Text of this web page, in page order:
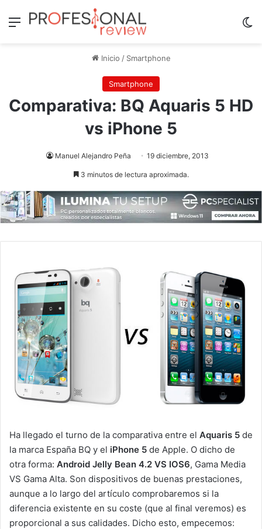
Menú
Inicio / Smartphone
Smartphone
Comparativa: BQ Aquaris 5 HD
vs iPhone 5
Manuel Alejandro Peña 19 diciembre, 2013
3 minutos de lectura aproximada.
Ha llegado el turno de la comparativa entre el Aquaris 5 de
la marca España BQ y el iPhone 5 de Apple. O dicho de
otra forma: Android Jelly Bean 4.2 VS IOS6, Gama Media
VS Gama Alta. Son dispositivos de buenas prestaciones,
aunque a lo largo del artículo comprobaremos si la
diferencia existente en su coste (que al final veremos) es
proporcional a sus calidades. Dicho esto, empecemos: